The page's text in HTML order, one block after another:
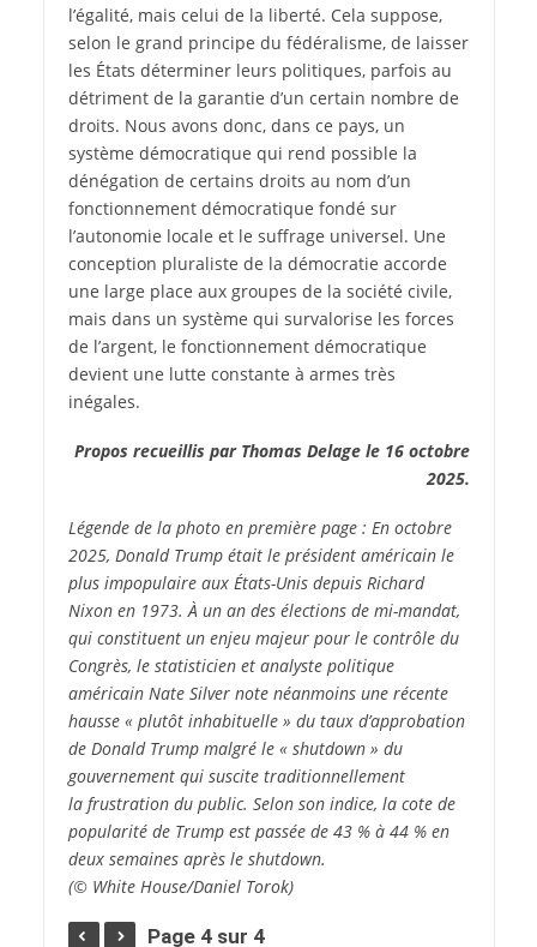
l’égalité, mais celui de la liberté. Cela suppose,
selon le grand principe du fédéralisme, de laisser
les États déterminer leurs politiques, parfois au
détriment de la garantie d’un certain nombre de
droits. Nous avons donc, dans ce pays, un
système démocratique qui rend possible la
dénégation de certains droits au nom d’un
fonctionnement démocratique fondé sur
l’autonomie locale et le suffrage universel. Une
conception pluraliste de la démocratie accorde
une large place aux groupes de la société civile,
mais dans un système qui survalorise les forces
de l’argent, le fonctionnement démocratique
devient une lutte constante à armes très
inégales.
Propos recueillis par Thomas Delage le 16 octobre
2025.
Légende de la photo en première page : En octobre
2025, Donald Trump était le président américain le
plus impopulaire aux États-Unis depuis Richard
Nixon en 1973. À un an des élections de mi-mandat,
qui constituent un enjeu majeur pour le contrôle du
Congrès, le statisticien et analyste politique
américain Nate Silver note néanmoins une récente
hausse « plutôt inhabituelle » du taux d’approbation
de Donald Trump malgré le « shutdown » du
gouvernement qui suscite traditionnellement
la frustration du public. Selon son indice, la cote de
popularité de Trump est passée de 43 % à 44 % en
deux semaines après le shutdown.
(© White House/Daniel Torok)
Page 4 sur 4